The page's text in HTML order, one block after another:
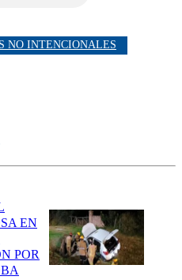
NO INTENCIONALES
EN
POR